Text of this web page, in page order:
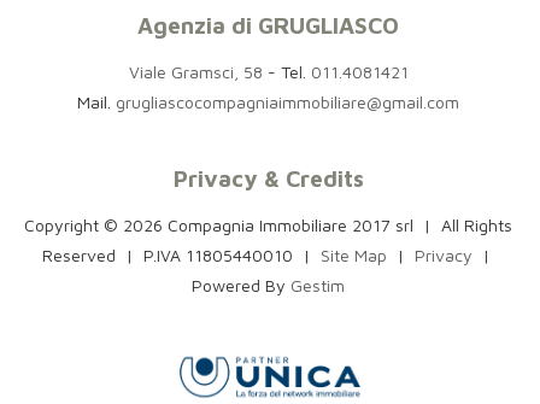
Agenzia di GRUGLIASCO
Viale Gramsci, 58 - Tel. 011.4081421
Mail. grugliascocompagniaimmobiliare@gmail.com
Privacy & Credits
Copyright © 2026 Compagnia Immobiliare 2017 srl | All Rights
Reserved | P.IVA 11805440010 | Site Map | Privacy |
Powered By Gestim